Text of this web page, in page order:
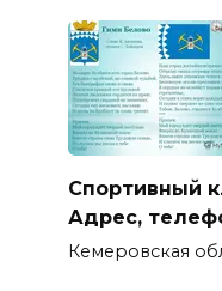
Спортивный
Адрес,
Кемеровская